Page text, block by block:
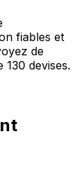
fiables et
de
devises.